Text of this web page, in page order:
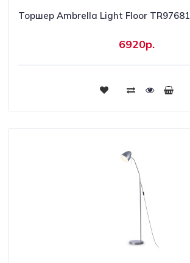
Торшер Ambrella Light Floor TR97681
6920р.
Купить